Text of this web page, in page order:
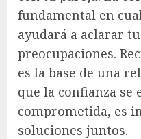
fundamental en
ayudará a aclarar
preocupaciones.
es la base de una
que la confianza se
comprometida, es
soluciones juntos.